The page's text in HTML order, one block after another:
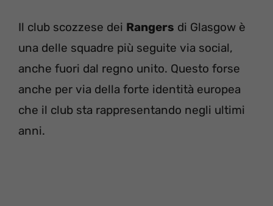
Il club scozzese dei Rangers di Glasgow è
una delle squadre più seguite via social,
anche fuori dal regno unito. Questo forse
anche per via della forte identità europea
che il club sta rappresentando negli ultimi
anni.